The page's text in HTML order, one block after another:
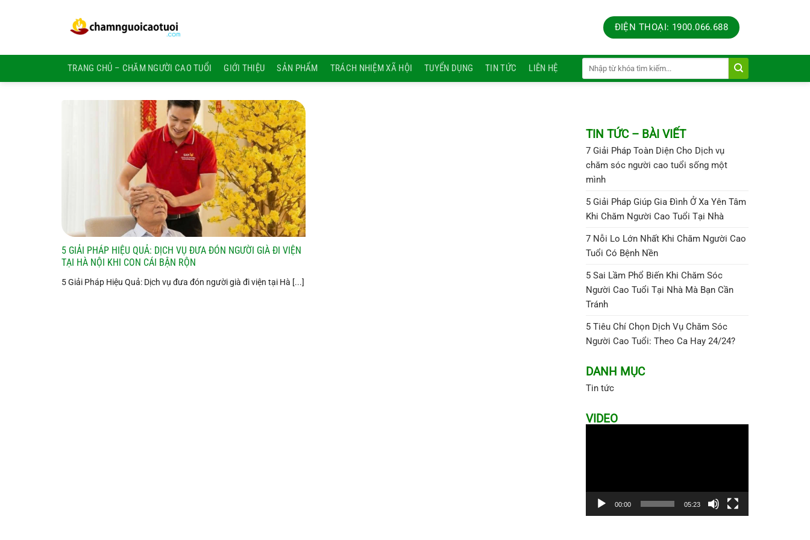
ĐIỆN THOẠI: 1900.066.688
TRANG CHỦ – CHĂM NGƯỜI CAO TUỔI GIỚI THIỆU SẢN PHẨM TRÁCH NHIỆM XÃ HỘI TUYỂN DỤNG TIN TỨC LIÊN HỆ
5 GIẢI PHÁP HIỆU QUẢ: DỊCH VỤ ĐƯA ĐÓN NGƯỜI GIÀ ĐI VIỆN
TẠI HÀ NỘI KHI CON CÁI BẬN RỘN
5 Giải Pháp Hiệu Quả: Dịch vụ đưa đón người già đi viện tại Hà [...]
TIN TỨC – BÀI VIẾT
7 Giải Pháp Toàn Diện Cho Dịch vụ
chăm sóc người cao tuổi sống một
mình
5 Giải Pháp Giúp Gia Đình Ở Xa Yên Tâm
Khi Chăm Người Cao Tuổi Tại Nhà
7 Nỗi Lo Lớn Nhất Khi Chăm Người Cao
Tuổi Có Bệnh Nền
5 Sai Lầm Phổ Biến Khi Chăm Sóc
Người Cao Tuổi Tại Nhà Mà Bạn Cần
Tránh
5 Tiêu Chí Chọn Dịch Vụ Chăm Sóc
Người Cao Tuổi: Theo Ca Hay 24/24?
DANH MỤC
Tin tức
VIDEO
00:00 05:23